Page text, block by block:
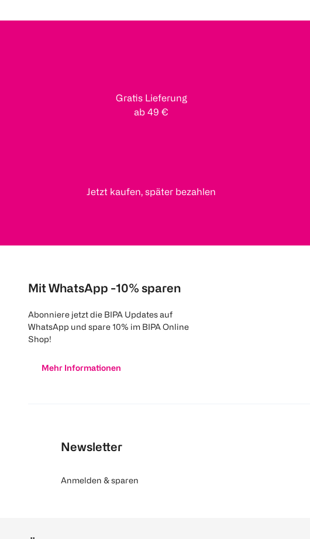
Gratis Lieferung
ab 49 €
Jetzt kaufen, später bezahlen
Mit WhatsApp -10% sparen
Abonniere jetzt die BIPA Updates auf
WhatsApp und spare 10% im BIPA Online
Shop!
Mehr Informationen
Newsletter
Anmelden & sparen